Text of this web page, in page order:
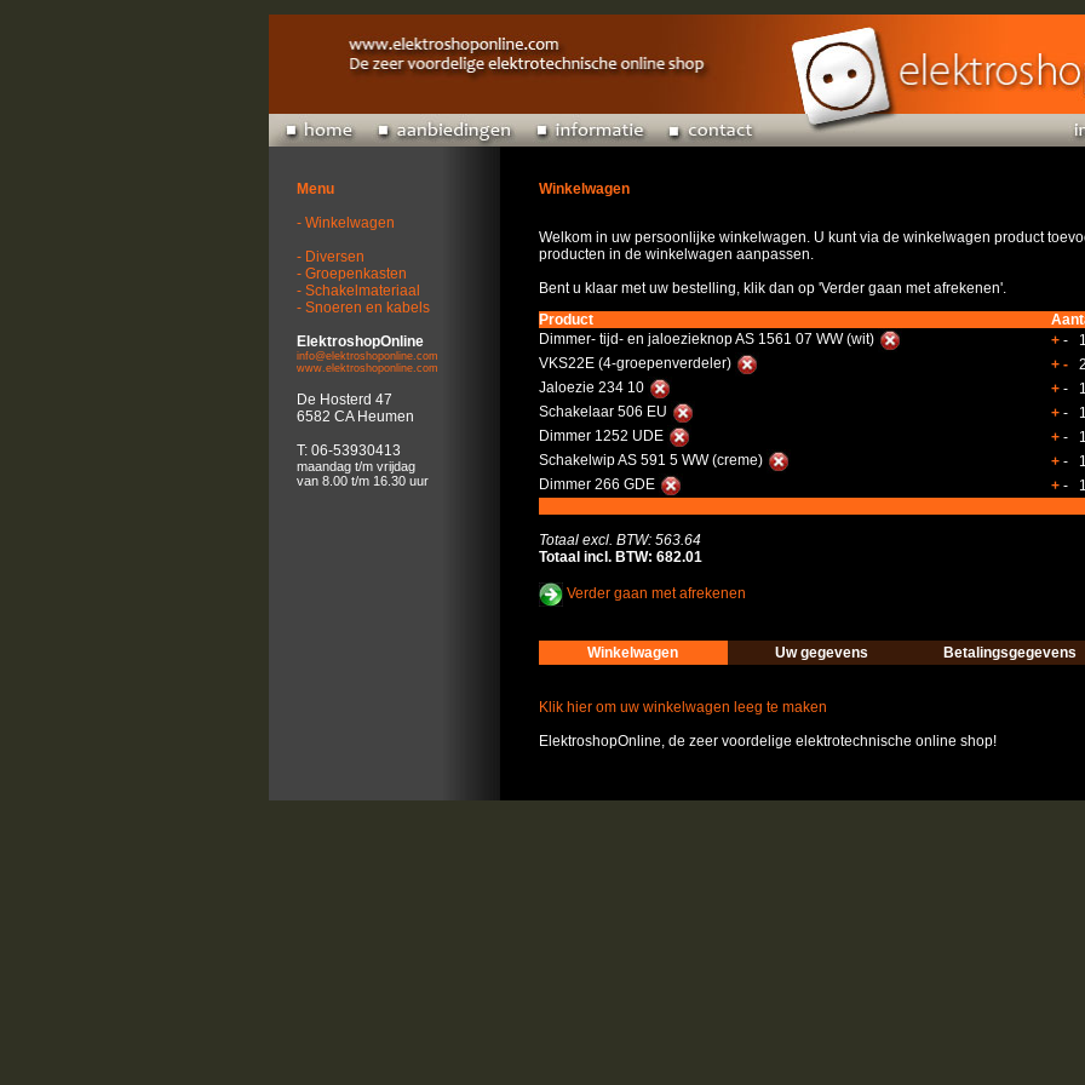
Menu
- Winkelwagen
- Diversen
- Groepenkasten
- Schakelmateriaal
- Snoeren en kabels
ElektroshopOnline
info@elektroshoponline.com
www.elektroshoponline.com
De Hosterd 47
6582 CA Heumen
T: 06-53930413
maandag t/m vrijdag
van 8.00 t/m 16.30 uur
Winkelwagen
Welkom in uw persoonlijke winkelwagen. U kunt via de winkelwagen product
producten in de winkelwagen aanpassen.
Bent u klaar met uw bestelling, klik dan op 'Verder gaan met afrekenen'.
Product
Dimmer- tijd- en jaloezieknop AS 1561 07 WW (wit)
+- 1
VKS22E (4-groepenverdeler)
+ -2
Jaloezie 234 10
+- 1
Schakelaar 506 EU
+- 1
Dimmer 1252 UDE
+- 1
Schakelwip AS 591 5 WW (creme)
+- 1
Dimmer 266 GDE
+- 1
Totaal excl. BTW: 563.64
Totaal incl. BTW: 682.01
Verder gaan met afrekenen
Winkelwagen Uw gegevens Betalingsgegevens
Klik hier om uw winkelwagen leeg te maken
ElektroshopOnline, de zeer voordelige elektrotechnische online shop!